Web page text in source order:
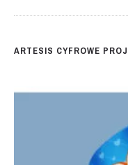
ARTESIS CYFROWE